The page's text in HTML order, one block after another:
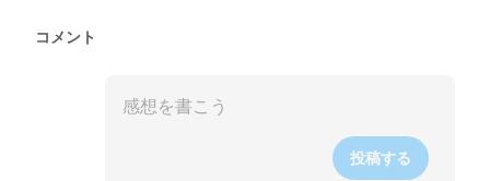
コメント
投稿する